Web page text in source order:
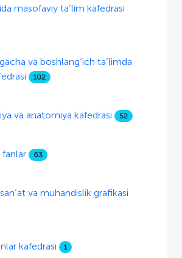
masofaviy ta’lim kafedrasi
va boshlang‘ich ta’limda
102
va anatomiya kafedrasi 52
63
va muhandislik grafikasi
kafedrasi 1